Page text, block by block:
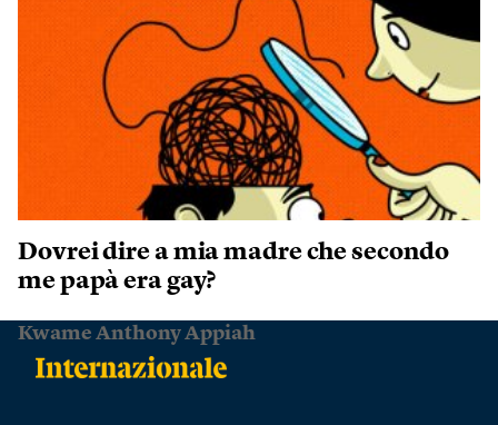
Dovrei dire a mia madre che secondo
me papà era gay?
Kwame Anthony Appiah